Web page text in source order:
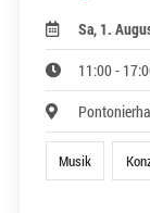
Sa, 1.
11:00 -
Musik